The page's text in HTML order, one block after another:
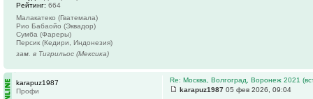
Рейтинг: 664
Малакатеко (Гватемала)
Рио Бабаойо (Эквадор)
Сумба (Фареры)
Персик (Кедири, Индонезия)
зам. в Тигрильос (Мексика)
Re: Москва, Волгоград, Воронеж 2021
karapuz1987 05 фев 2026, 09:04
karapuz1987
Профи